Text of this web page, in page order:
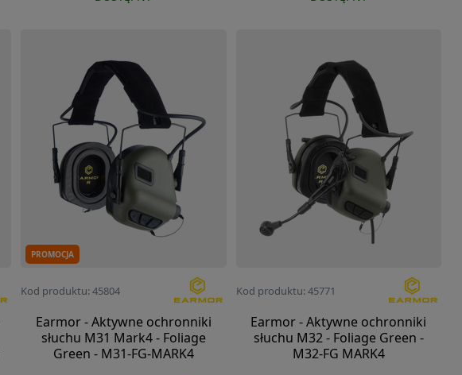
PROMOCJA
Kod produktu: 45804
Earmor - Aktywne ochronniki
słuchu M31 Mark4 - Foliage
Green - M31-FG-MARK4
Kod produktu: 45771
Earmor - Aktywne ochronniki
słuchu M32 - Foliage Green -
M32-FG MARK4